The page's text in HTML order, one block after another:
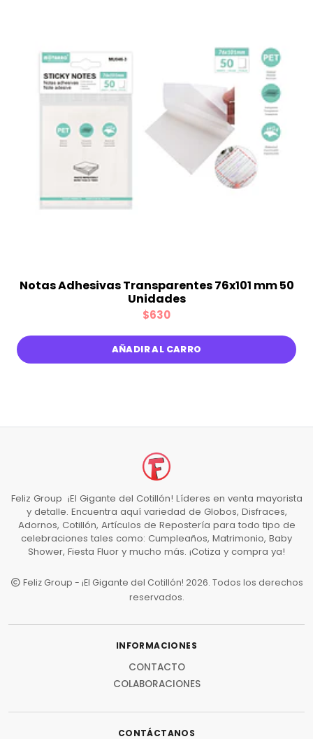
Notas Adhesivas Transparentes 76x101 mm 50
Unidades
$630
AÑADIR AL CARRO
Feliz Group ¡El Gigante del Cotillón! Líderes en venta mayorista
y detalle. Encuentra aquí variedad de Globos, Disfraces,
Adornos, Cotillón, Artículos de Repostería para todo tipo de
celebraciones tales como: Cumpleaños, Matrimonio, Baby
Shower, Fiesta Fluor y mucho más. ¡Cotiza y compra ya!
Feliz Group - ¡El Gigante del Cotillón! 2026. Todos los derechos
reservados.
INFORMACIONES
CONTACTO
COLABORACIONES
CONTÁCTANOS